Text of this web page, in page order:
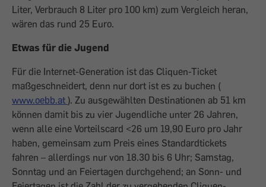
Liter, Verbrauch 8 Liter pro 100 km) zum Vergleich heran,
wären das rund 25 Euro.
Etwas für die Jugend
Für die Internet-Generation ist das Cliquen-Ticket
maßgeschneidert, denn nur dort ist es zu buchen (
www.oebb.at ). Zu ausgewählten Destinationen ab 51 km
können damit bis zu vier Jugendliche unter 26 Jahren,
wenn alle eine Vorteilscard <26 um 19,90 Euro pro Jahr
haben, gemeinsam zum Preis eines Standardtickets
fahren – allerdings nur von 18.30 bis 6 Uhr; Samstag,
Sonntag und an Feiertagen durchgehend; an Sonn- und